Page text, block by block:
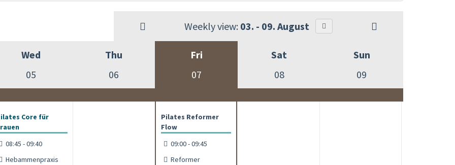
Weekly view: 03. - 09. August
Wed
05
Thu
06
Fri
07
Sat
08
Sun
09
Core für
08:45 - 09:40
Hebammenpraxis
Pilates Reformer
Flow
09:00 - 09:45
Reformer